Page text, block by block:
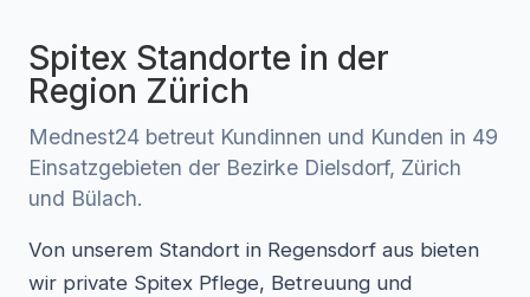
Spitex Standorte in der
Region Zürich
Mednest24 betreut Kundinnen und Kunden in 49
Einsatzgebieten der Bezirke Dielsdorf, Zürich
und Bülach.
Von unserem Standort in Regensdorf aus bieten
wir private Spitex Pflege, Betreuung und